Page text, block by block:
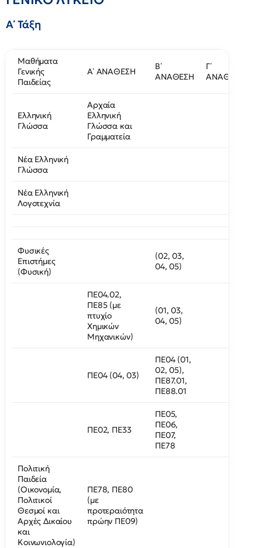
Α΄ Τάξη
Μαθήματα
Γενικής
Παιδείας
Α΄ ΑΝΑΘΕΣΗ
Β΄
ΑΝΑΘΕΣΗ
Γ΄
ΑΝΑΘΕΣΗ
Ελληνική
Γλώσσα
Αρχαία
Ελληνική
Γλώσσα και
Γραμματεία
Νέα Ελληνική
Γλώσσα
Νέα Ελληνική
Λογοτεχνία
Φυσικές
Επιστήμες
(Φυσική)
(02, 03,
04, 05)
ΠΕ04.02,
ΠΕ85 (με
πτυχίο
Χημικών
Μηχανικών)
(01, 03,
04, 05)
ΠΕ04 (04, 03)
ΠΕ04 (01,
02, 05),
ΠΕ87.01,
ΠΕ88.01
ΠΕ02, ΠΕ33
ΠΕ05,
ΠΕ06,
ΠΕ07,
ΠΕ78
Πολιτική
Παιδεία
(Οικονομία,
Πολιτικοί
Θεσμοί και
Αρχές Δικαίου
και
Κοινωνιολογία)
ΠΕ78, ΠΕ80
(με
προτεραιότητα
πρώην ΠΕ09)